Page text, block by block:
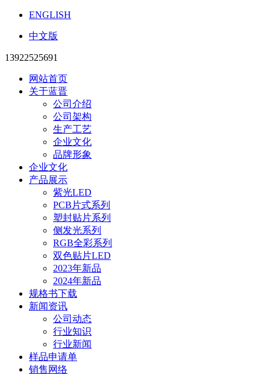
ENGLISH
中文版
13922525691
网站首页
关于蓝晋
公司介绍
公司架构
生产工艺
企业文化
品牌形象
企业文化
产品展示
紫光LED
PCB片式系列
塑封贴片系列
侧发光系列
RGB全彩系列
双色贴片LED
2023年新品
2024年新品
规格书下载
新闻资讯
公司动态
行业知识
行业新闻
样品申请单
销售网络